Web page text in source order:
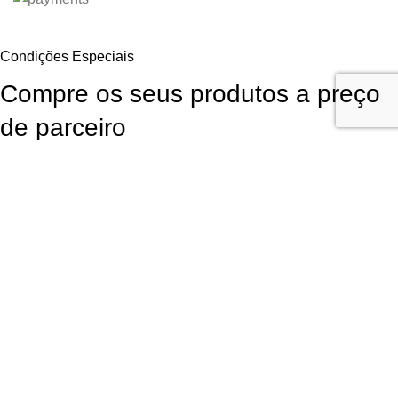
Condições Especiais
Compre os seus produtos a preço
de parceiro